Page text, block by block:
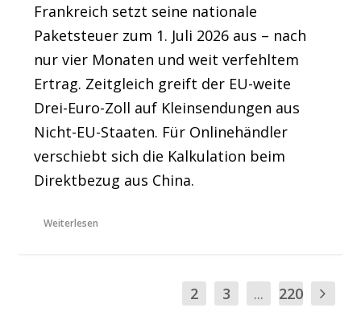
Frankreich setzt seine nationale
Paketsteuer zum 1. Juli 2026 aus – nach
nur vier Monaten und weit verfehltem
Ertrag. Zeitgleich greift der EU-weite
Drei-Euro-Zoll auf Kleinsendungen aus
Nicht-EU-Staaten. Für Onlinehändler
verschiebt sich die Kalkulation beim
Direktbezug aus China.
Weiterlesen
2 3 ... 220